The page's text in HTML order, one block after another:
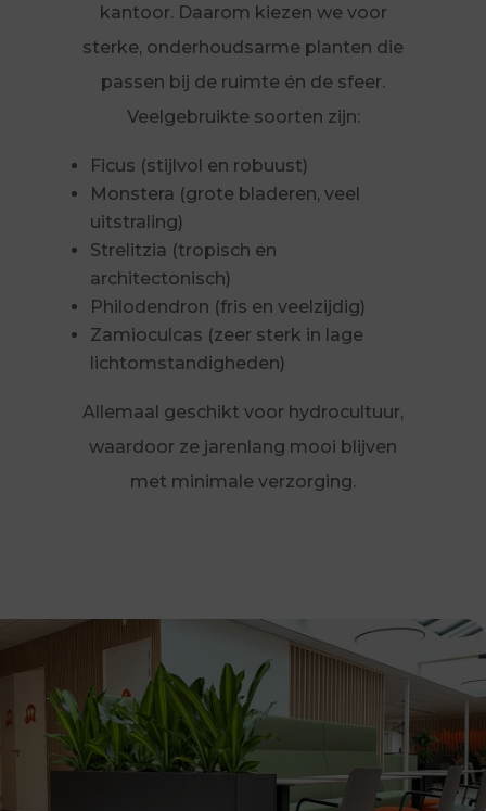
kantoor. Daarom kiezen we voor
sterke, onderhoudsarme planten die
passen bij de ruimte én de sfeer.
Veelgebruikte soorten zijn:
Ficus (stijlvol en robuust)
Monstera (grote bladeren, veel
uitstraling)
Strelitzia (tropisch en
architectonisch)
Philodendron (fris en veelzijdig)
Zamioculcas (zeer sterk in lage
lichtomstandigheden)
Allemaal geschikt voor hydrocultuur,
waardoor ze jarenlang mooi blijven
met minimale verzorging.